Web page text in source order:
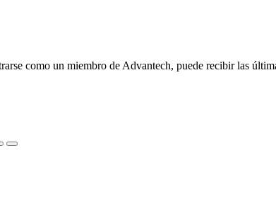
como un miembro de Advantech, puede recibir las